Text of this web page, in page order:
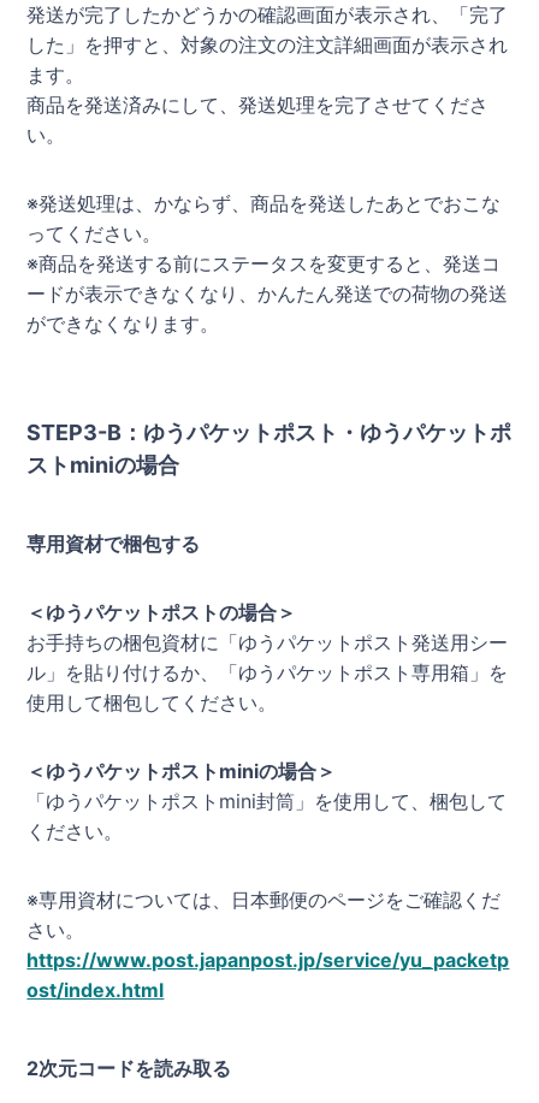
発送が完了したかどうかの確認画面が表示され、「完了
した」を押すと、対象の注文の注文詳細画面が表示され
ます。
商品を発送済みにして、発送処理を完了させてくださ
い。
※発送処理は、かならず、商品を発送したあとでおこな
ってください。
※商品を発送する前にステータスを変更すると、発送コ
ードが表示できなくなり、かんたん発送での荷物の発送
ができなくなります。
STEP3-B：ゆうパケットポスト・ゆうパケットポ
ストminiの場合
専用資材で梱包する
＜ゆうパケットポストの場合＞
お手持ちの梱包資材に「ゆうパケットポスト発送用シー
ル」を貼り付けるか、「ゆうパケットポスト専用箱」を
使用して梱包してください。
＜ゆうパケットポストminiの場合＞
「ゆうパケットポストmini封筒」を使用して、梱包して
ください。
※専用資材については、日本郵便のページをご確認くだ
さい。
https://www.post.japanpost.jp/service/yu_packetp
ost/index.html
2次元コードを読み取る